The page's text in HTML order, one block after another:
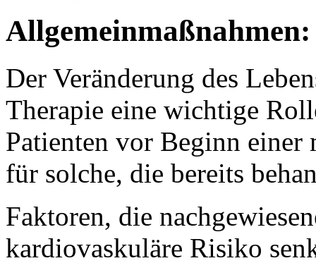
Allgemeinmaßnahmen:
Der Veränderung des
Therapie eine wichtige
Patienten vor Beginn einer
für solche, die bereits
Faktoren, die
kardiovaskuläre Risiko